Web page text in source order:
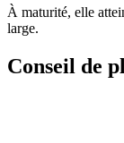
À maturité, elle
large.
Conseil de